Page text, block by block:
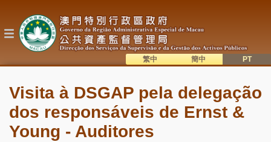
o
conteúdo
Visita à DSGAP pela delegação
dos responsáveis de Ernst &
Young - Auditores